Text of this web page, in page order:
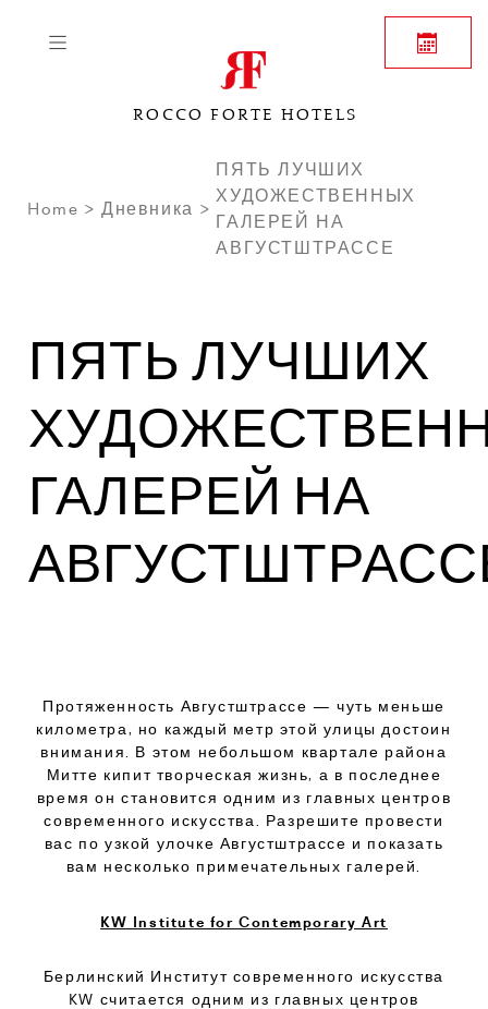
ROCCO FORTE HOTELS
Home Дневника
ПЯТЬ ЛУЧШИХ
ХУДОЖЕСТВЕННЫХ
ГАЛЕРЕЙ НА
АВГУСТШТРАССЕ
ПЯТЬ ЛУЧШИХ
ГАЛЕРЕЙ НА
Протяженность Августштрассе — чуть меньше
километра, но каждый метр этой улицы достоин
внимания. В этом небольшом квартале района
Митте кипит творческая жизнь, а в последнее
время он становится одним из главных центров
современного искусства. Разрешите провести
вас по узкой улочке Августштрассе и показать
вам несколько примечательных галерей.
KW Institute for Contemporary Art
Берлинский Институт современного искусства
KW считается одним из главных центров